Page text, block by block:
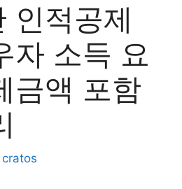
인적공제
자 소득 요
금액 포함
cratos